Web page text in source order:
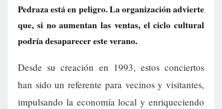
Pedraza está en peligro. La organización advierte
que, si no aumentan las ventas, el ciclo cultural
podría desaparecer este verano.
Desde su creación en 1993, estos conciertos
han sido un referente para vecinos y visitantes,
impulsando la economía local y enriqueciendo